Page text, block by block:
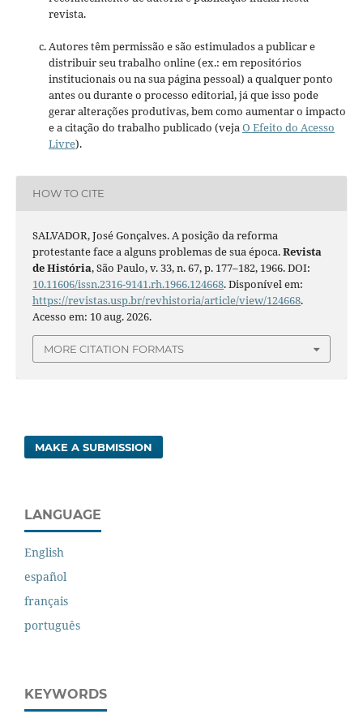
revista.
Autores têm permissão e são estimulados a publicar e
distribuir seu trabalho online (ex.: em repositórios
institucionais ou na sua página pessoal) a qualquer ponto
antes ou durante o processo editorial, já que isso pode
gerar alterações produtivas, bem como aumentar o impacto
e a citação do trabalho publicado (vejaO Efeito do Acesso
Livre).
HOW TO CITE
SALVADOR, José Gonçalves. A posição da reforma
protestante face a alguns problemas de sua época.Revista
de História, São Paulo, v. 33, n. 67, p. 177–182, 1966. DOI:
10.11606/issn.2316-9141.rh.1966.124668. Disponível em:
https://revistas.usp.br/revhistoria/article/view/124668.
Acesso em: 10 aug. 2026.
MORE CITATION FORMATS
MAKE A SUBMISSION
LANGUAGE
English
español
français
português
KEYWORDS